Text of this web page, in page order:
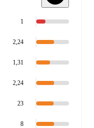
1
2,24
1,31
2,24
23
8